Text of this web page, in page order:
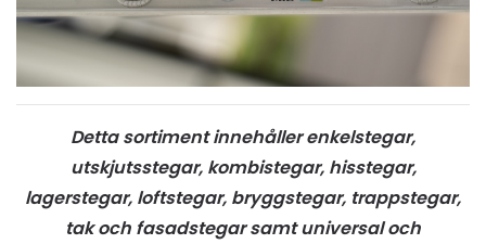
Detta sortiment innehåller enkelstegar,
utskjutsstegar, kombistegar, hisstegar,
lagerstegar, loftstegar, bryggstegar, trappstegar,
tak och fasadstegar samt universal och